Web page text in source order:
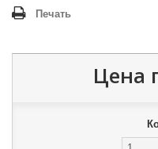
Печать
Цена